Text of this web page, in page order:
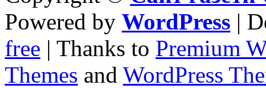
Powered by WordPress |
free | Thanks to Premium
Themes and WordPress